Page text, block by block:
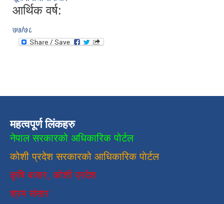
आर्थिक वर्ष:
७७/७८
महत्वपूर्ण लिंकहरु
नेपाल सरकारको अधिकारिक पोर्टल
कोशी प्रदेश सरकारको आधिकारिकपाेर्टल
कृषि बजार, कोशी प्रदेश
श्रम संसार